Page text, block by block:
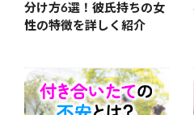
分け方6選！彼氏持ちの女
性の特徴を詳しく紹介